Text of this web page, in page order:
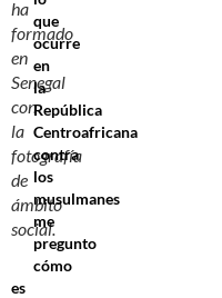
ha
formado
en
Senegal
con
la
fotografía
de
ámbito
social.
que
ocurre
en
la
República
Centroafricana
contra
los
musulmanes
me
pregunto
cómo
es